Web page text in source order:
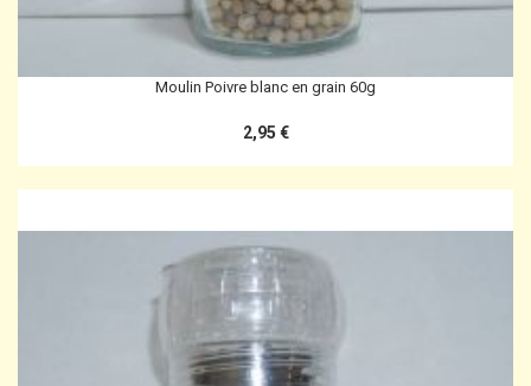
Moulin Poivre blanc en grain 60g
2,95 €